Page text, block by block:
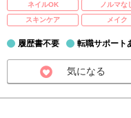
ネイルOK
ノルマな
スキンケア
メイク
履歴書不要 転職サポート
気になる